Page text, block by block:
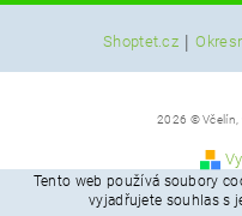
Shoptet.cz |
2026 © Včelín,
Tento web používá soubory
vyjadřujete souhlas s